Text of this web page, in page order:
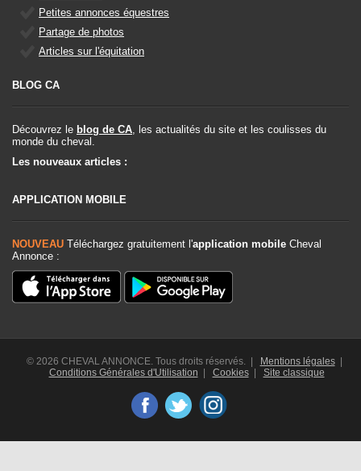
Petites annonces équestres
Partage de photos
Articles sur l'équitation
BLOG CA
Découvrez le blog de CA , les actualités du site et les coulisses du
monde du cheval.
Les nouveaux articles :
APPLICATION MOBILE
NOUVEAU Téléchargez gratuitement l'application mobile Cheval
Annonce :
© 2026 CHEVAL ANNONCE. Tous droits réservés. | Mentions légales|
Conditions Générales d'Utilisation | Cookies| Site classique